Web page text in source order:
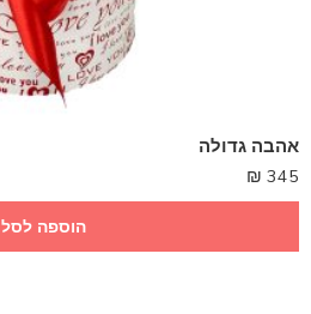
אהבה גדולה
345
₪
הוספה לסל